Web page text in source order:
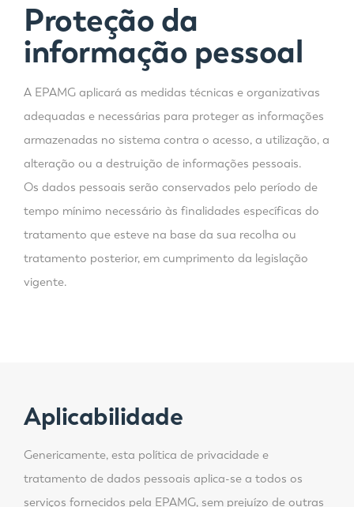
Proteção da
informação pessoal
A EPAMG aplicará as medidas técnicas e organizativas
adequadas e necessárias para proteger as informações
armazenadas no sistema contra o acesso, a utilização, a
alteração ou a destruição de informações pessoais.
Os dados pessoais serão conservados pelo período de
tempo mínimo necessário às finalidades específicas do
tratamento que esteve na base da sua recolha ou
tratamento posterior, em cumprimento da legislação
vigente.
Aplicabilidade
Genericamente, esta política de privacidade e
tratamento de dados pessoais aplica-se a todos os
serviços fornecidos pela EPAMG, sem prejuízo de outras